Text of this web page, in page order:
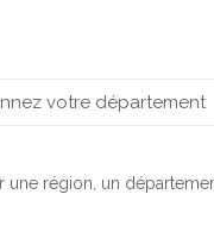
une région, un